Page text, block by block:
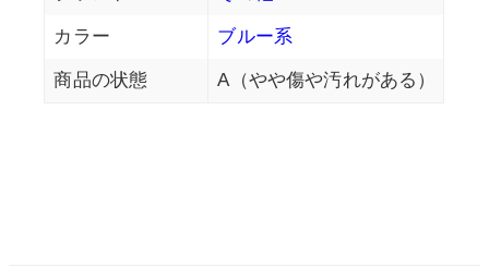
カラー ブルー系
商品の状態 A（やや傷や汚れがある）